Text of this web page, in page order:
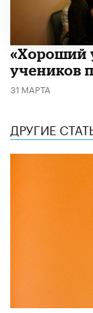
«Хороший
учеников
31 МАРТА
ДРУГИЕ